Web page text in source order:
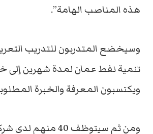
هذه المناصب الهامة”.
وسيخضع المتدربون للتدريب
تنمية نفط عمان لمدة شهرين إلى
ويكتسبون المعرفة والخبرة
ومن ثم سيتوظف 40 منهم